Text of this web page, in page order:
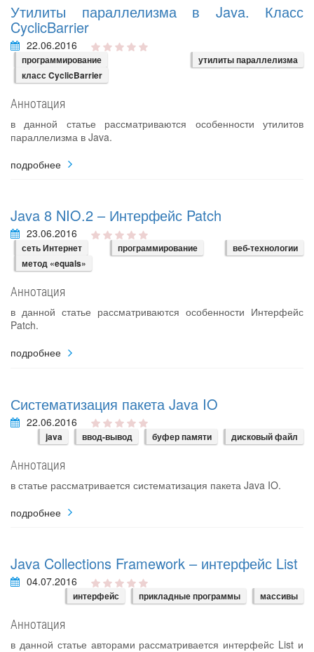
Утилиты параллелизма в Java. Класс
CyclicBarrier
22.06.2016
программирование
утилиты параллелизма
класс CyclicBarrier
Аннотация
в данной статье рассматриваются особенности утилитов
параллелизма в Java.
подробнее
Java 8 NIO.2 – Интерфейс Patch
23.06.2016
сеть Интернет программирование
веб-технологии
метод «equals»
Аннотация
в данной статье рассматриваются особенности Интерфейс
Patch.
подробнее
Систематизация пакета Java IO
22.06.2016
java ввод-вывод буфер памяти дисковый файл
Аннотация
в статье рассматривается систематизация пакета Java IO.
подробнее
Java Collections Framework – интерфейс List
04.07.2016
интерфейс прикладные программы массивы
Аннотация
в данной статье авторами рассматривается интерфейс List и